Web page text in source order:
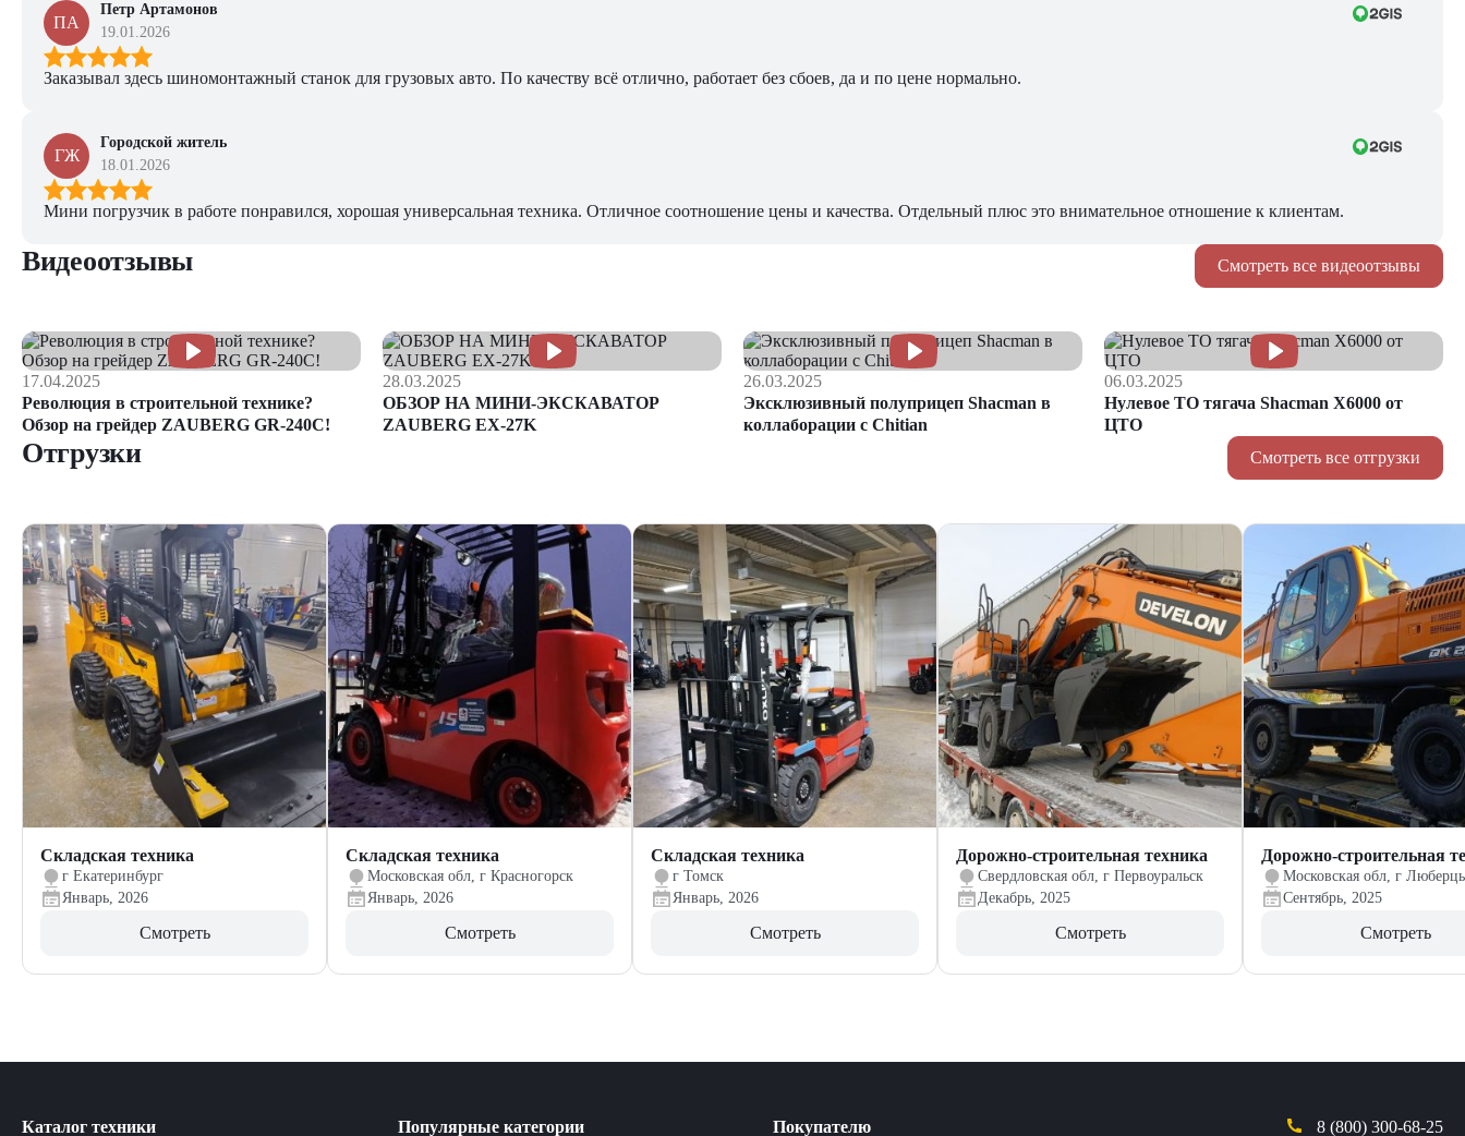
ПА
Петр Артамонов
19.01.2026
Заказывал здесь шиномонтажный станок для грузовых авто. По качеству всё отлично, работает без сбоев, да и по цене нормально.
ГЖ
Городской житель
18.01.2026
Мини погрузчик в работе понравился, хорошая универсальная техника. Отличное соотношение цены и качества. Отдельный плюс это внимательное отношение к клиентам.
Смотреть все видеоотзывы
Видеоотзывы
17.04.2025
Революция в строительной технике?
Обзор на грейдер ZAUBERG GR-240C!
28.03.2025
ОБЗОР НА МИНИ-ЭКСКАВАТОР
ZAUBERG EX-27K
26.03.2025
Эксклюзивный полуприцеп Shacman в
коллаборации с Chitian
06.03.2025
Нулевое ТО тягача Shacman Х6000 от
ЦТО
Смотреть все отгрузки
Отгрузки
Складская техника
г Екатеринбург
Январь, 2026
Смотреть
Складская техника
Московская обл, г Красногорск
Январь, 2026
Смотреть
Складская техника
г Томск
Январь, 2026
Смотреть
Дорожно-строительная техника
Свердловская обл, г Первоуральск
Декабрь, 2025
Смотреть
Дорожно-строительная
Московская обл, г
Сентябрь, 2025
Смотреть
Каталог техники Популярные категории Покупателю 8 (800) 300-68-25